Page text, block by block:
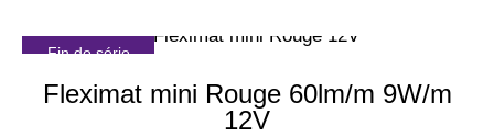
Fin de série
Fleximat mini Rouge 60lm/m 9W/m
12V